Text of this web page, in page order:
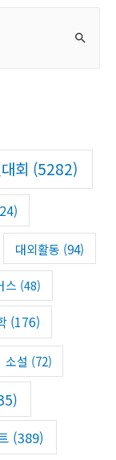
회 (5282)
대외활동 (94)
스 (48)
(176)
소설 (72)
(389)